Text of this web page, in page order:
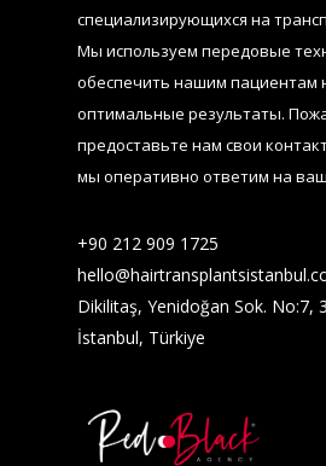
специализирующихся на
Мы используем передовые
обеспечить нашим пациентам
оптимальные результаты.
предоставьте нам свои
мы оперативно ответим на
+90 212 909 1725​
Dikilitaş, Yenidoğan Sok. No:7,
İstanbul, Türkiye